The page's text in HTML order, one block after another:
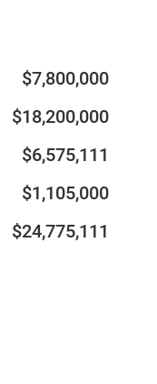
$7,800,000
$18,200,000
$6,575,111
$1,105,000
$24,775,111